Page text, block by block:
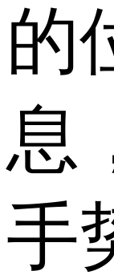
的
息
手